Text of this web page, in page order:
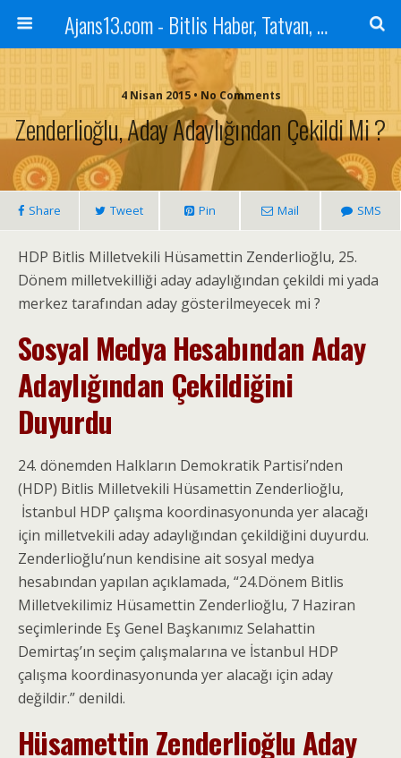
Ajans13.com - Bitlis Haber, Tatvan, Ahlat, Adilcevaz, Mutki, Hizan, Güroymak, Gazete, Ajans, 13, Haber
4 Nisan 2015 • No Comments
Zenderlioğlu, Aday Adaylığından Çekildi Mi ?
Share Tweet Pin Mail SMS
HDP Bitlis Milletvekili Hüsamettin Zenderlioğlu, 25.
Dönem milletvekilliği aday adaylığından çekildi mi yada
merkez tarafından aday gösterilmeyecek mi ?
Sosyal Medya Hesabından Aday
Adaylığından Çekildiğini
Duyurdu
24. dönemden Halkların Demokratik Partisi’nden
(HDP) Bitlis Milletvekili Hüsamettin Zenderlioğlu,
İstanbul HDP çalışma koordinasyonunda yer alacağı
için milletvekili aday adaylığından çekildiğini duyurdu.
Zenderlioğlu’nun kendisine ait sosyal medya
hesabından yapılan açıklamada, “24.Dönem Bitlis
Milletvekilimiz Hüsamettin Zenderlioğlu, 7 Haziran
seçimlerinde Eş Genel Başkanımız Selahattin
Demirtaş’ın seçim çalışmalarına ve İstanbul HDP
çalışma koordinasyonunda yer alacağı için aday
değildir.” denildi.
Hüsamettin Zenderlioğlu Aday